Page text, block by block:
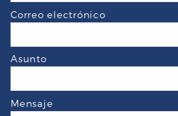
Correo electrónico
Asunto
Mensaje